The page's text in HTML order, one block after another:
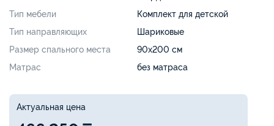
Тип мебели
Комплект для детской
Тип направляющих
Шариковые
Размер спального места
90х200 см
Матрас
без матраса
Актуальная цена